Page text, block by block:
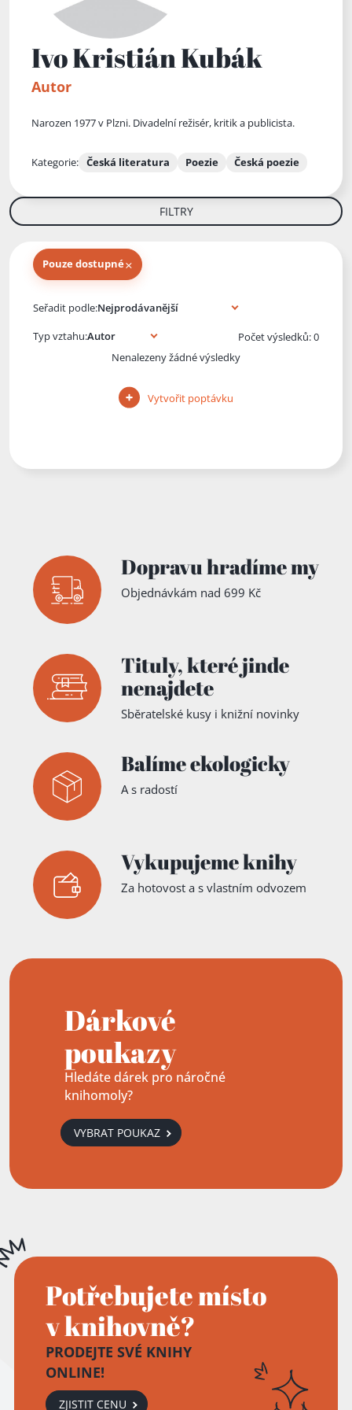
Ivo Kristián Kubák
Autor
Narozen 1977 v Plzni. Divadelní režisér, kritik a publicista.
Kategorie: Česká literatura Poezie Česká poezie
FILTRY
Pouze dostupné×
Seřadit podle:
Typ vztahu:
Počet výsledků: 0
Nenalezeny žádné výsledky
Vytvořit poptávku
Dopravu hradíme my
Objednávkám nad 699 Kč
Tituly,které jinde
nenajdete
Sběratelské kusy i knižní novinky
Balíme ekologicky
A s radostí
Vykupujeme knihy
Za hotovost a s vlastním odvozem
Dárkové
poukazy
Hledáte dárek pro náročné
knihomoly?
VYBRAT POUKAZ
Potřebujete místo
v knihovně?
PRODEJTE SVÉ KNIHY
ONLINE!
ZJISTIT CENU